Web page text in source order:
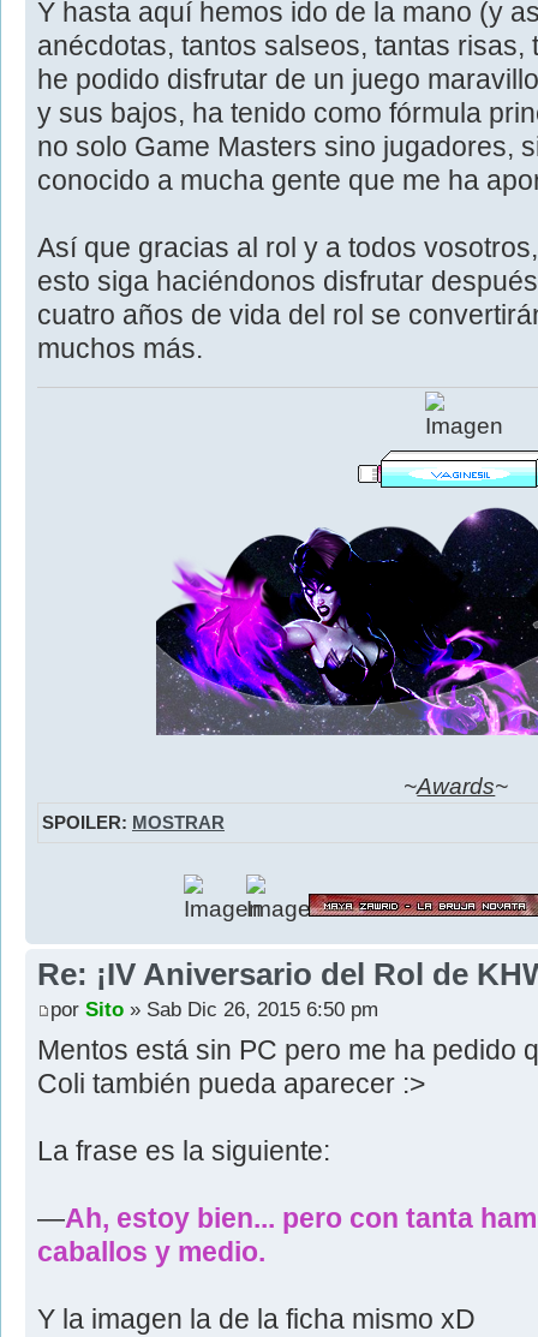
Y hasta aquí hemos ido de la mano (y
anécdotas, tantos salseos, tantas risas,
he podido disfrutar de un juego
y sus bajos, ha tenido como fórmula
no solo Game Masters sino jugadores,
conocido a mucha gente que me ha
Así que gracias al rol y a todos
esto siga haciéndonos disfrutar
cuatro años de vida del rol se
muchos más.
~Awards~
SPOILER: MOSTRAR
Re: ¡IV Aniversario del Rol de
por Sito » Sab Dic 26, 2015 6:50 pm
Mentos está sin PC pero me ha pedido
Coli también pueda aparecer :>
La frase es la siguiente:
―Ah, estoy bien... pero con tanta
caballos y medio.
Y la imagen la de la ficha mismo xD